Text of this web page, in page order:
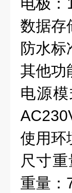
数据存
防水标
其他功
电源模
使用环
尺寸重
重量：